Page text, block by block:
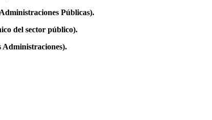
Públicas).
del sector público).
Administraciones).